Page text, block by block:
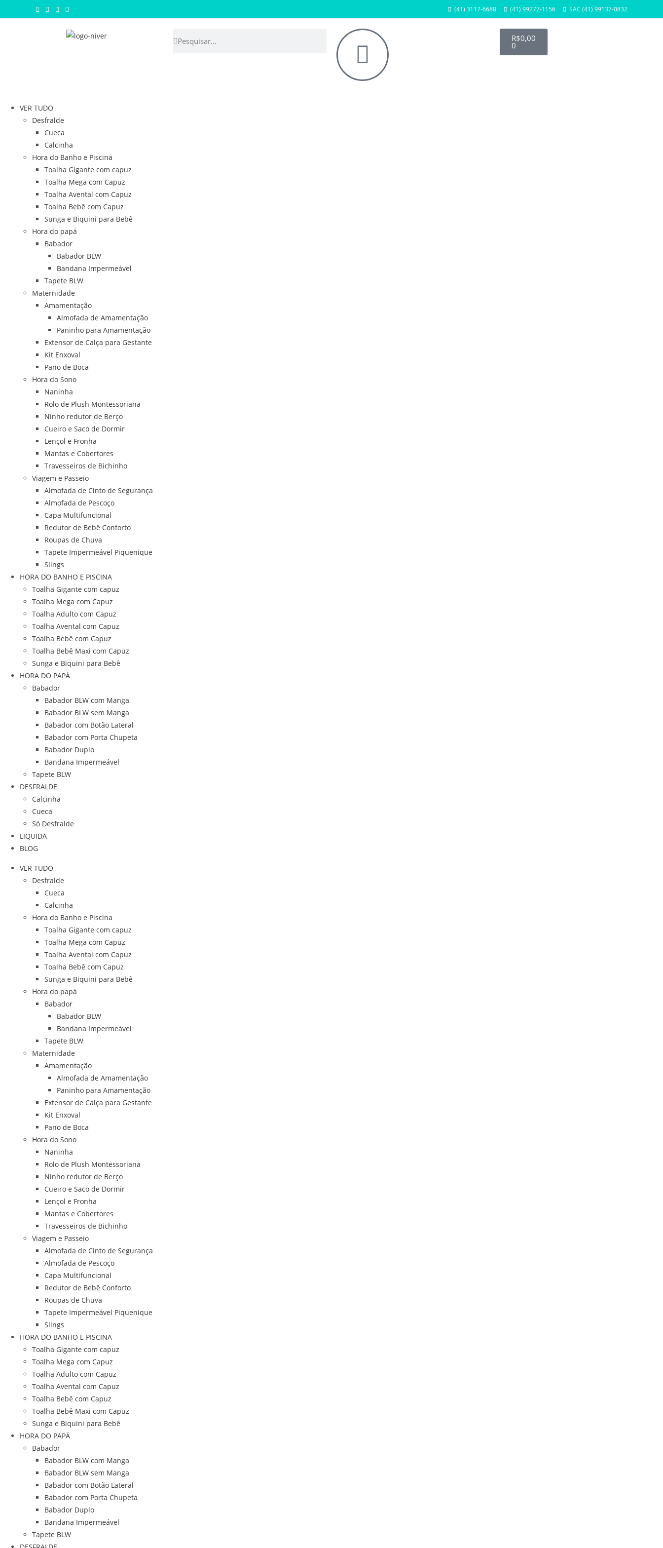
(41) 3117-6688 (41) 99277-1156 SAC (41) 99137-0832
R$0,00
0
VER TUDO
Desfralde
Cueca
Calcinha
Hora do Banho e Piscina
Toalha Gigante com capuz
Toalha Mega com Capuz
Toalha Avental com Capuz
Toalha Bebê com Capuz
Sunga e Biquini para Bebê
Hora do papá
Babador
Babador BLW
Bandana Impermeável
Tapete BLW
Maternidade
Amamentação
Almofada de Amamentação
Paninho para Amamentação
Extensor de Calça para Gestante
Kit Enxoval
Pano de Boca
Hora do Sono
Naninha
Rolo de Plush Montessoriana
Ninho redutor de Berço
Cueiro e Saco de Dormir
Lençol e Fronha
Mantas e Cobertores
Travesseiros de Bichinho
Viagem e Passeio
Almofada de Cinto de Segurança
Almofada de Pescoço
Capa Multifuncional
Redutor de Bebê Conforto
Roupas de Chuva
Tapete Impermeável Piquenique
Slings
HORA DO BANHO E PISCINA
Toalha Gigante com capuz
Toalha Mega com Capuz
Toalha Adulto com Capuz
Toalha Avental com Capuz
Toalha Bebê com Capuz
Toalha Bebê Maxi com Capuz
Sunga e Biquini para Bebê
HORA DO PAPÁ
Babador
Babador BLW com Manga
Babador BLW sem Manga
Babador com Botão Lateral
Babador com Porta Chupeta
Babador Duplo
Bandana Impermeável
Tapete BLW
DESFRALDE
Calcinha
Cueca
Só Desfralde
LIQUIDA
BLOG
VER TUDO
Desfralde
Cueca
Calcinha
Hora do Banho e Piscina
Toalha Gigante com capuz
Toalha Mega com Capuz
Toalha Avental com Capuz
Toalha Bebê com Capuz
Sunga e Biquini para Bebê
Hora do papá
Babador
Babador BLW
Bandana Impermeável
Tapete BLW
Maternidade
Amamentação
Almofada de Amamentação
Paninho para Amamentação
Extensor de Calça para Gestante
Kit Enxoval
Pano de Boca
Hora do Sono
Naninha
Rolo de Plush Montessoriana
Ninho redutor de Berço
Cueiro e Saco de Dormir
Lençol e Fronha
Mantas e Cobertores
Travesseiros de Bichinho
Viagem e Passeio
Almofada de Cinto de Segurança
Almofada de Pescoço
Capa Multifuncional
Redutor de Bebê Conforto
Roupas de Chuva
Tapete Impermeável Piquenique
Slings
HORA DO BANHO E PISCINA
Toalha Gigante com capuz
Toalha Mega com Capuz
Toalha Adulto com Capuz
Toalha Avental com Capuz
Toalha Bebê com Capuz
Toalha Bebê Maxi com Capuz
Sunga e Biquini para Bebê
HORA DO PAPÁ
Babador
Babador BLW com Manga
Babador BLW sem Manga
Babador com Botão Lateral
Babador com Porta Chupeta
Babador Duplo
Bandana Impermeável
Tapete BLW